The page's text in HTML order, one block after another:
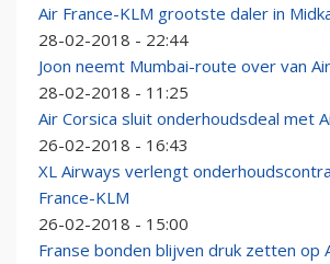
Air France-KLM grootste daler in
28-02-2018 - 22:44
Joon neemt Mumbai-route over van
28-02-2018 - 11:25
Air Corsica sluit onderhoudsdeal met
26-02-2018 - 16:43
XL Airways verlengt
France-KLM
26-02-2018 - 15:00
Franse bonden blijven druk zetten op